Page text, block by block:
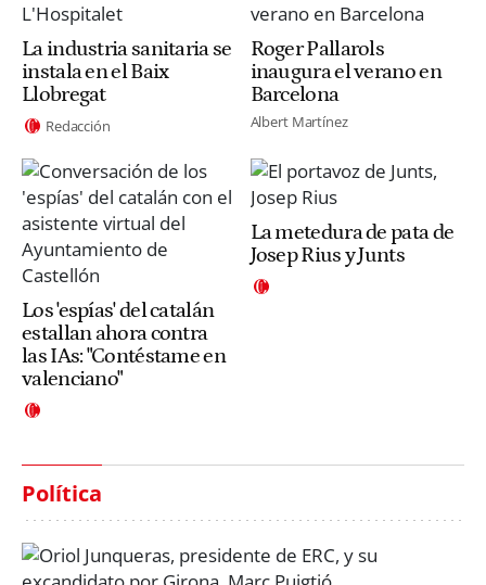
La industria sanitaria se
instala en el Baix
Llobregat
Redacción
Roger Pallarols
inaugura el verano en
Barcelona
Albert Martínez
Los 'espías' del catalán
estallan ahora contra
las IAs: "Contéstame en
valenciano"
La metedura de pata de
Josep Rius y Junts
Política